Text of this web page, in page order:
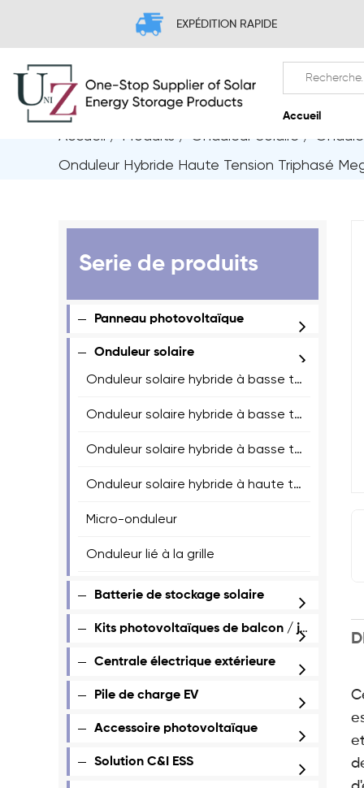
EXPÉDITION RAPIDE
Accueil / Produits / Onduleur Solaire /
Onduleur Hybride Haute Tension Triphasé
Serie de produits
Panneau photovoltaïque
Onduleur solaire
Onduleur solaire hybride à basse tension divisé
Onduleur solaire hybride à basse tension monophasé
Onduleur solaire hybride à basse tension en trois phases
Onduleur solaire hybride à haute tension en trois phases
Micro-onduleur
Onduleur lié à la grille
Batterie de stockage solaire
Kits photovoltaïques de balcon / jardin
Centrale électrique extérieure
Pile de charge EV
Accessoire photovoltaïque
Solution C&I ESS